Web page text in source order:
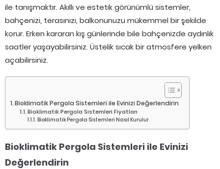
ile tanışmaktır. Akıllı ve estetik görünümlü sistemler,
bahçenizi, terasınızı, balkonunuzu mükemmel bir şekilde
korur. Erken kararan kış günlerinde bile bahçenizde aydınlık
saatler yaşayabilirsiniz. Üstelik sıcak bir atmosfere yelken
açabilirsiniz.
Bioklimatik Pergola Sistemleri ile Evinizi Değerlendirin
Bioklimatik Pergola Sistemleri Fiyatları
Bioklimatik Pergola Sistemleri Nasıl Kurulur
Bioklimatik Pergola Sistemleri ile Evinizi
Değerlendirin